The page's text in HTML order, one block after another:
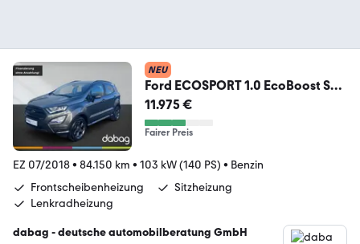
NEU
Ford ECOSPORT 1.0 EcoBoost ST-
LINE
11.975 €
Fairer Preis
EZ 07/2018• 84.150 km • 103 kW (140 PS) • Benzin
Frontscheibenheizung
Sitzheizung
Lenkradheizung
dabag - deutsche automobilberatung GmbH